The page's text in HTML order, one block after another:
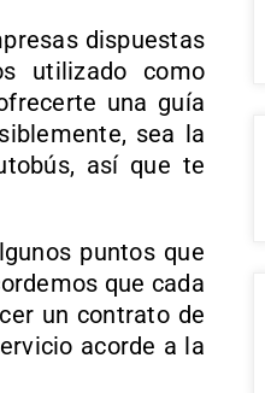
dispuestas
utilizado como
una guía
sea la
así que te
puntos que
que cada
un contrato de
acorde a la